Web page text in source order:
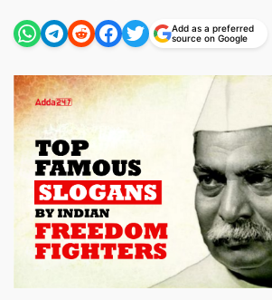
Add as a preferred
source on Google